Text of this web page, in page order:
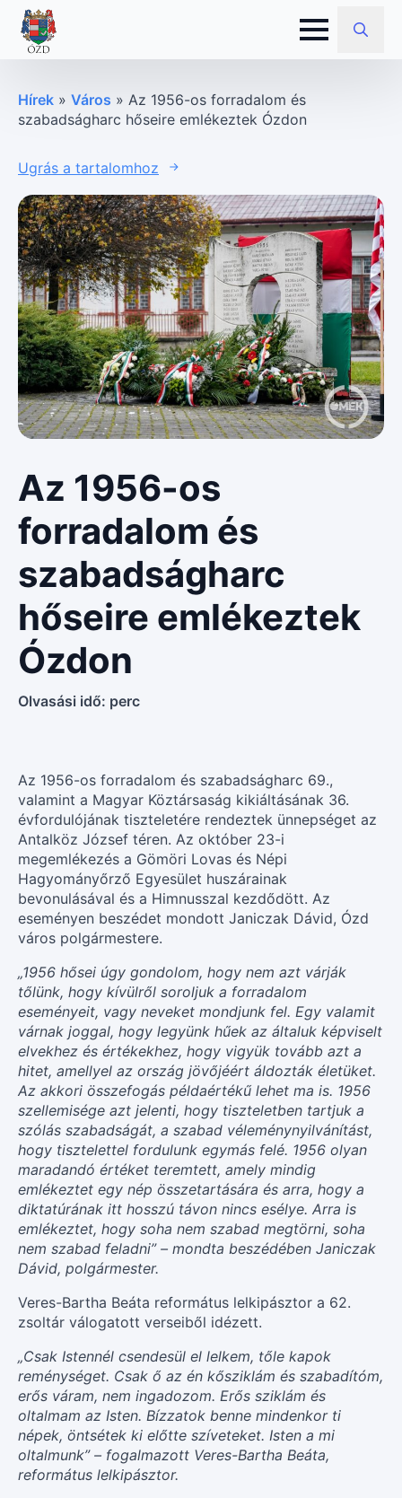
Search
Hírek » Város » Az 1956-os forradalom és
szabadságharc hőseire emlékeztek Ózdon
Ugrás a tartalomhoz
Az 1956-os
forradalom és
szabadságharc
hőseire emlékeztek
Ózdon
Olvasási idő: perc
Az 1956-os forradalom és szabadságharc 69.,
valamint a Magyar Köztársaság kikiáltásának 36.
évfordulójának tiszteletére rendeztek ünnepséget az
Antalköz József téren. Az október 23-i
megemlékezés a Gömöri Lovas és Népi
Hagyományőrző Egyesület huszárainak
bevonulásával és a Himnusszal kezdődött. Az
eseményen beszédet mondott Janiczak Dávid, Ózd
város polgármestere.
„1956 hősei úgy gondolom, hogy nem azt várják
tőlünk, hogy kívülről soroljuk a forradalom
eseményeit, vagy neveket mondjunk fel. Egy valamit
várnak joggal, hogy legyünk hűek az általuk képviselt
elvekhez és értékekhez, hogy vigyük tovább azt a
hitet, amellyel az ország jövőjéért áldozták életüket.
Az akkori összefogás példaértékű lehet ma is. 1956
szellemisége azt jelenti, hogy tiszteletben tartjuk a
szólás szabadságát, a szabad véleménynyilvánítást,
hogy tisztelettel fordulunk egymás felé. 1956 olyan
maradandó értéket teremtett, amely mindig
emlékeztet egy nép összetartására és arra, hogy a
diktatúrának itt hosszú távon nincs esélye. Arra is
emlékeztet, hogy soha nem szabad megtörni, soha
nem szabad feladni” – mondta beszédében Janiczak
Dávid, polgármester.
Veres-Bartha Beáta református lelkipásztor a 62.
zsoltár válogatott verseiből idézett.
„Csak Istennél csendesül el lelkem, tőle kapok
reménységet. Csak ő az én kősziklám és szabadítóm,
erős váram, nem ingadozom. Erős sziklám és
oltalmam az Isten. Bízzatok benne mindenkor ti
népek, öntsétek ki előtte szíveteket. Isten a mi
oltalmunk” – fogalmazott Veres-Bartha Beáta,
református lelkipásztor.